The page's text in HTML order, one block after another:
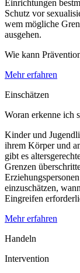
Einrichtungen
Schutz vor
wem mögliche
ausgehen.
Wie kann
Mehr erfahren
Einschätzen
Woran erkenne ich
Kinder und
ihrem Körper und
gibt es
Grenzen
einzuschätzen,
Eingreifen
Mehr erfahren
Handeln
Intervention